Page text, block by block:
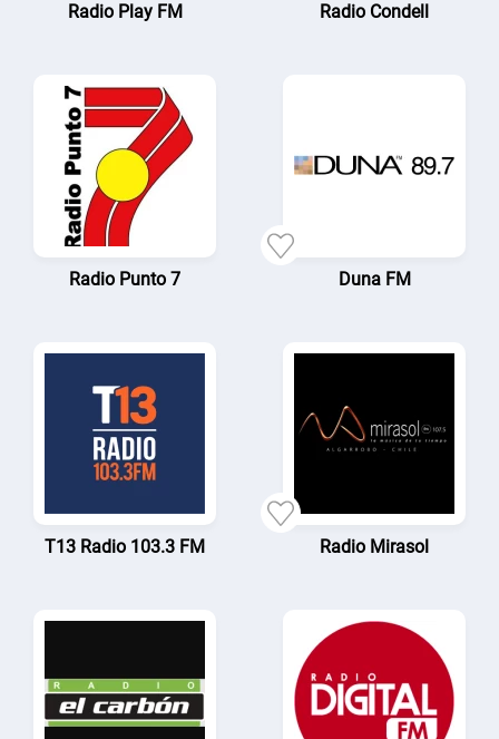
Radio Play FM Radio Condell
Radio Punto 7 Duna FM
T13 Radio 103.3 FM Radio Mirasol